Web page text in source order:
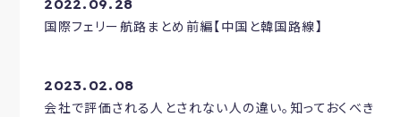
2022.09.28
国際フェリー航路まとめ前編【中国と韓国路線】
2023.02.08
会社で評価される人とされない人の違い。知っておくべき